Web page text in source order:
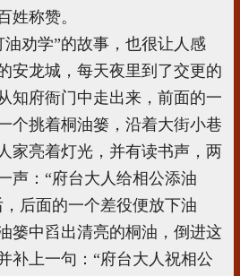
姓称赞。
劝学”的故事，也很让人感
安龙城，每天夜里到了交更的
知府衙门中走出来，前面的一
个挑着桐油篓，沿着大街小巷
家亮着灯光，并有读书声，两
声：“府台大人给相公添油
后面的一个差役便放下油
篓中舀出清亮的桐油，倒进这
补上一句：“府台大人祝相公